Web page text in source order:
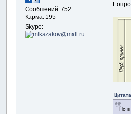
Сообщений: 752
Карма: 195
Skype:
Но в